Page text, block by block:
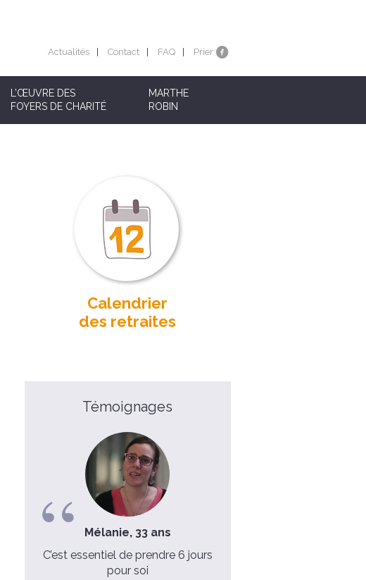
Actualités Contact FAQ Prier
L’ŒUVRE DES
FOYERS DE CHARITÉ
MARTHE
ROBIN
Calendrier
des retraites
Témoignages
Mélanie, 33 ans
C’est essentiel de prendre 6 jours
pour soi